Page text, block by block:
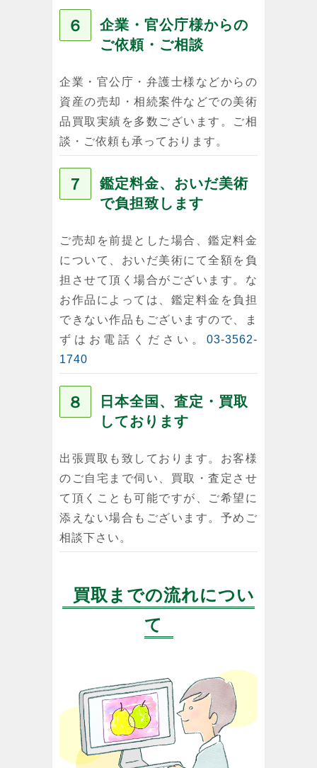
６
企業・官公庁様からの
ご依頼・ご相談
企業・官公庁・弁護士様などからの
資産の売却・相続案件などでの美術
品買取実績を多数ございます。ご相
談・ご依頼も承っております。
７
鑑定料金、おいだ美術
で負担致します
ご売却を前提とした場合、鑑定料金
について、おいだ美術にて全額を負
担させて頂く場合がございます。な
お作品によっては、鑑定料金を負担
できない作品もございますので、ま
ずはお電話ください。 03-3562-
1740
８
日本全国、査定・買取
しております
出張買取も致しております。お客様
のご自宅まで伺い、買取・査定させ
て頂くことも可能ですが、ご希望に
添えない場合もございます。予めご
相談下さい。
買取までの流れについ
て